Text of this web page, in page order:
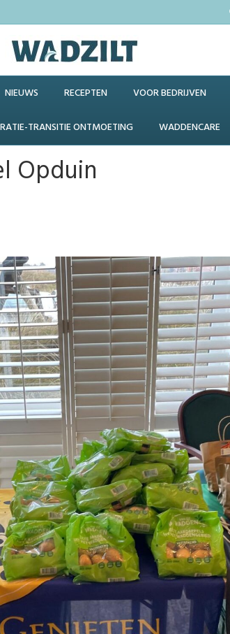
NIEUWS RECEPTEN VOOR BEDRIJVEN
TRANSITIE ONTMOETING WADDENCARE
Opduin